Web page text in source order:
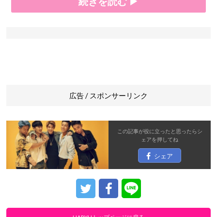
広告 / スポンサーリンク
この記事が役に立ったと思ったらシ
ェアを押してね
シェア